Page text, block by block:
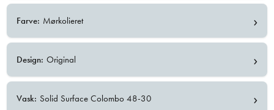
Farve: Mørkolieret ›
Design: Original ›
Vask: Solid Surface Colombo 48-30 ›